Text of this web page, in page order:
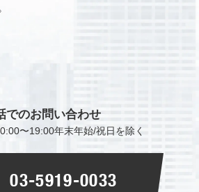
でのお問い合わせ
〜19:00年末年始/祝日を除く
03-5919-0033